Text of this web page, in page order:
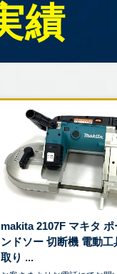
績
makita 2107F マキタ
ンドソー 切断機 電動工
取り ...